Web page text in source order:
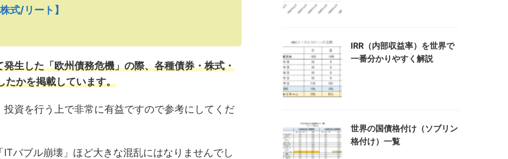
式/リート】
生した「欧州債務危機」の際、各種債券・株式・
たかを掲載しています。
資を行う上で非常に有益ですので参考にしてくだ
バブル崩壊」ほど大きな混乱にはなりませんでし
IRR（内部収益率）を世界で
一番分かりやすく解説
世界の国債格付け（ソブリン
格付け）一覧